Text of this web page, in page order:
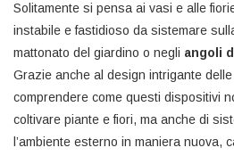
Solitamente si pensa ai vasi e alle
instabile e fastidioso da sistemare
mattonato del giardino o negli angoli
Grazie anche al design intrigante
comprendere come questi dispositivi
coltivare piante e fiori, ma anche di
l’ambiente esterno in maniera nuova,